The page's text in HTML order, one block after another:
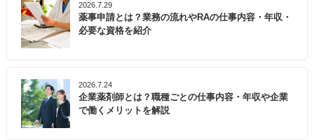
2026.7.29
薬事申請とは？業務の流れやRAの仕事内容・年収・
必要な資格を紹介
2026.7.24
企業薬剤師とは？職種ごとの仕事内容・年収や企業
で働くメリットを解説